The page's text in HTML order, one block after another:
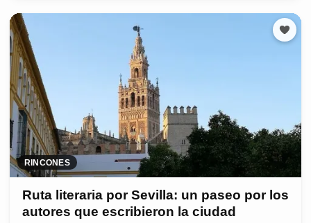
RINCONES
Ruta literaria por Sevilla: un paseo por los
autores que escribieron la ciudad